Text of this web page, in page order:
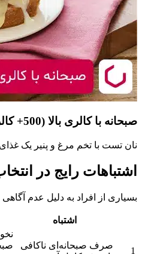
صبحانه با کالری بالا (500+ کالری)؛ نان تست با تخم مرغ و پنیر
نان تست با تخم مرغ و پنیر یک
اشتباهات رایج در
بسیاری از افراد به دلیل عدم
اشتباه
1
صرف صبحانه‌ای ناکافی